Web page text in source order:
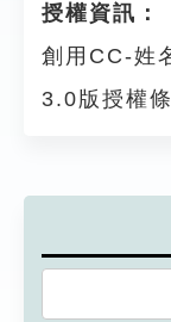
授權資訊：
創用CC-姓
3.0版授權